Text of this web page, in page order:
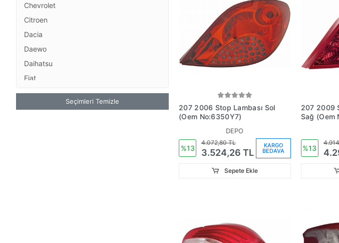
Chevrolet
Citroen
Dacia
Daewo
Daihatsu
Fiat
Ford
Seçimleri Temizle
207 2006 Stop Lambası Sol
(Oem No:6350Y7)
DEPO
%13
4.072,80 TL
3.524,26 TL
KARGO
BEDAVA
Sepete Ekle
207 2009 Stop Lambası
Sağ
%13